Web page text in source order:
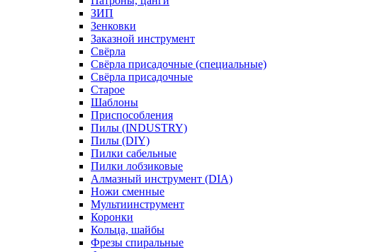
ЗИП
Зенковки
Заказной инструмент
Свёрла
Свёрла присадочные (специальные)
Свёрла присадочные
Старое
Шаблоны
Приспособления
Пилы (INDUSTRY)
Пилы (DIY)
Пилки сабельные
Пилки лобзиковые
Алмазный инструмент (DIA)
Ножи сменные
Мультиинструмент
Коронки
Кольца, шайбы
Фрезы спиральные